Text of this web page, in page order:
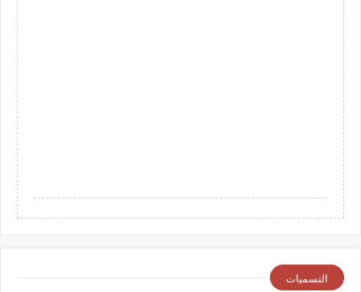
التسميات